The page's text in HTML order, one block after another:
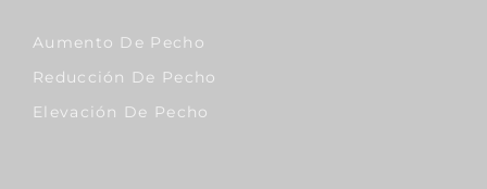
Aumento De Pecho
Reducción De Pecho
Elevación De Pecho